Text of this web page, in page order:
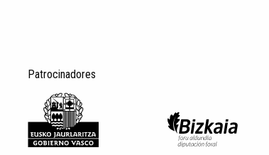
Patrocinadores